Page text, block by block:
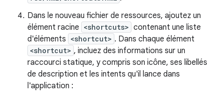
Dans le nouveau fichier de ressources, ajoutez un
élément racine <shortcuts> contenant une liste
d'éléments <shortcut> . Dans chaque élément
<shortcut> , incluez des informations sur un
raccourci statique, y compris son icône, ses libellés
de description et les intents qu'il lance dans
l'application :